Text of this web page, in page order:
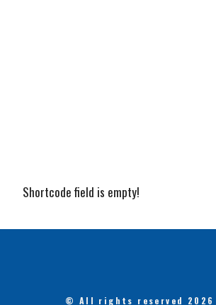
Shortcode field is empty!
© All rights reserved